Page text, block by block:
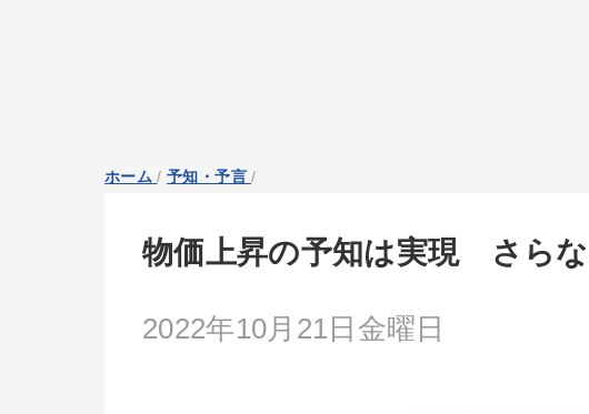
ホーム /予知・予言 /
物価上昇の予知は実現 さら
2022年10月21日金曜日